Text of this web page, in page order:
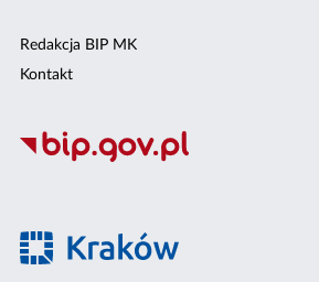
Redakcja BIP MK
Kontakt